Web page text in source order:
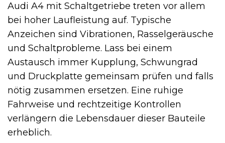
Audi A4 mit Schaltgetriebe treten vor allem
bei hoher Laufleistung auf. Typische
Anzeichen sind Vibrationen, Rasselgeräusche
und Schaltprobleme. Lass bei einem
Austausch immer Kupplung, Schwungrad
und Druckplatte gemeinsam prüfen und falls
nötig zusammen ersetzen. Eine ruhige
Fahrweise und rechtzeitige Kontrollen
verlängern die Lebensdauer dieser Bauteile
erheblich.